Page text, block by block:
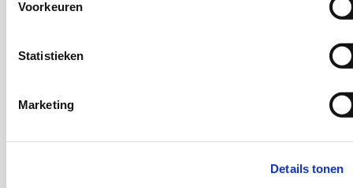
Voorkeuren
Statistieken
Marketing
Details tonen
Manja Coopmans,